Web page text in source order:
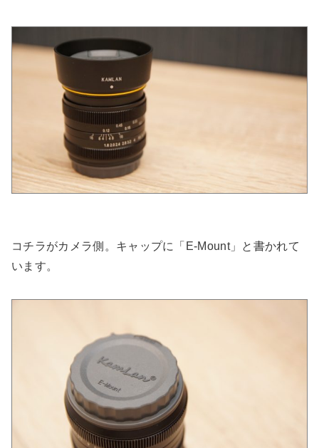
コチラがカメラ側。キャップに「E-Mount」と書かれて
います。